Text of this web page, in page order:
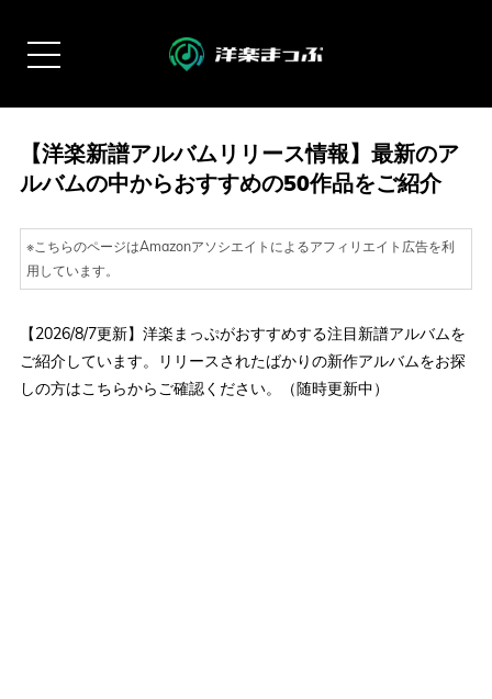
【洋楽新譜アルバムリリース情報】最新のア
ルバムの中からおすすめの50作品をご紹介
※こちらのページはAmazonアソシエイトによるアフィリエイト広告を利
用しています。
【2026/8/7更新】洋楽まっぷがおすすめする注目新譜アルバムを
ご紹介しています。リリースされたばかりの新作アルバムをお探
しの方はこちらからご確認ください。（随時更新中）